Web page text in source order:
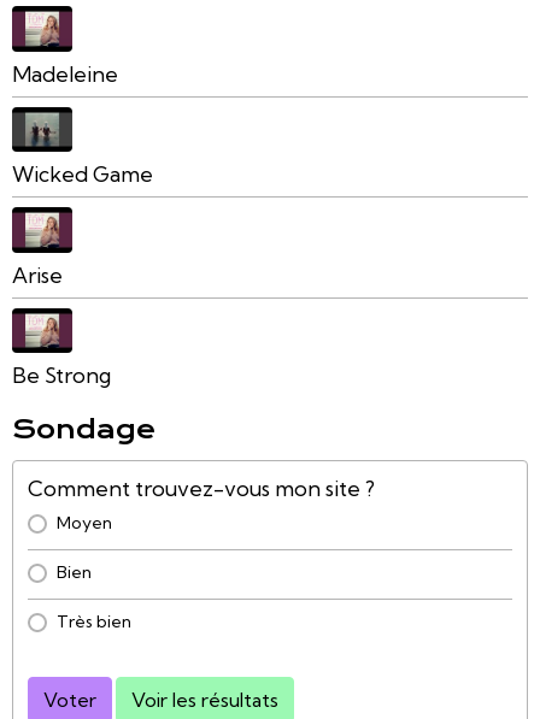
Madeleine
Wicked Game
Arise
Be Strong
Sondage
Comment trouvez-vous mon site ?
Moyen
Bien
Très bien
Voter Voir les résultats